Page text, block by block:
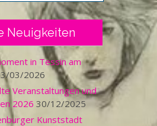
Neuigkeiten
in Tessin am
03/2026
Veranstaltungen und
2026 30/12/2025
Kunststadt